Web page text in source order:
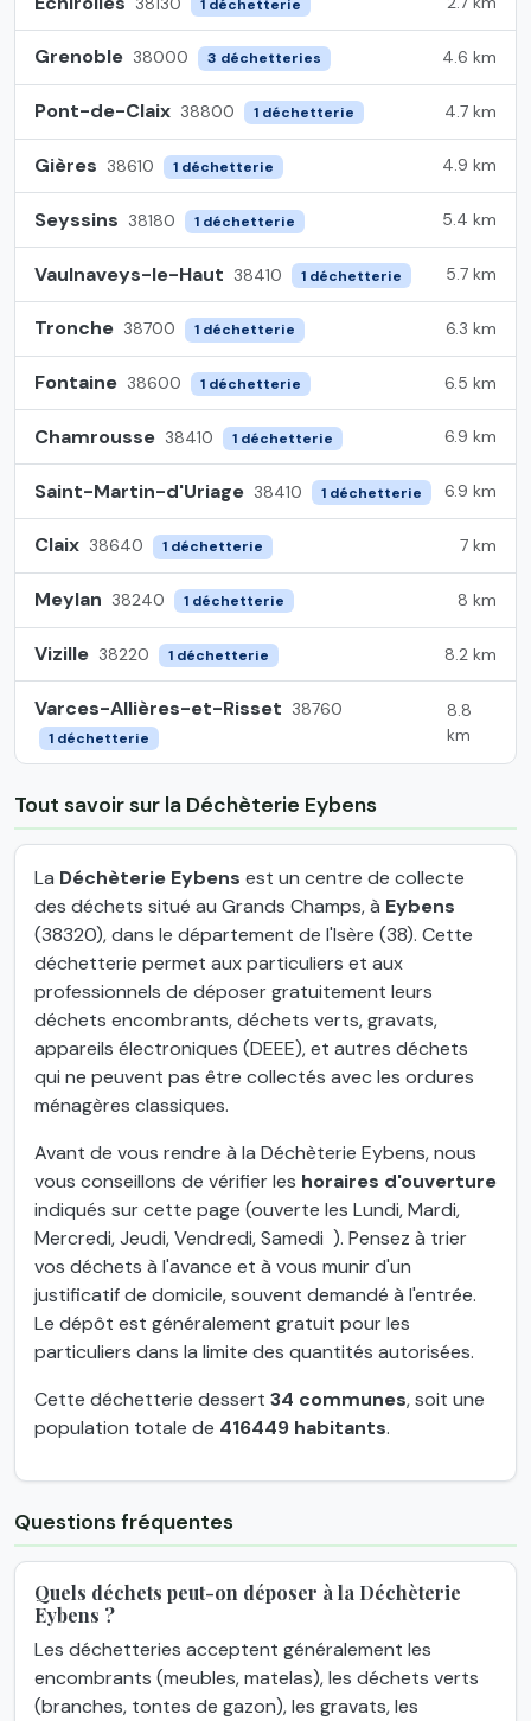
1 déchetterie
Grenoble 38000 3 déchetteries 4.6 km
Pont-de-Claix 38800 1 déchetterie 4.7 km
Gières 38610 1 déchetterie 4.9 km
Seyssins 38180 1 déchetterie 5.4 km
Vaulnaveys-le-Haut 38410 1 déchetterie 5.7 km
Tronche 38700 1 déchetterie 6.3 km
Fontaine 38600 1 déchetterie 6.5 km
Chamrousse 38410 1 déchetterie 6.9 km
Saint-Martin-d'Uriage 38410 1 déchetterie 6.9 km
Claix 38640 1 déchetterie 7 km
Meylan 38240 1 déchetterie 8 km
Vizille 38220 1 déchetterie 8.2 km
Varces-Allières-et-Risset 38760
1 déchetterie
8.8
km
Tout savoir sur la Déchèterie Eybens
La Déchèterie Eybens est un centre de collecte
des déchets situé au Grands Champs, à Eybens
(38320), dans le département de l'Isère (38). Cette
déchetterie permet aux particuliers et aux
professionnels de déposer gratuitement leurs
déchets encombrants, déchets verts, gravats,
appareils électroniques (DEEE), et autres déchets
qui ne peuvent pas être collectés avec les ordures
ménagères classiques.
Avant de vous rendre à la Déchèterie Eybens, nous
vous conseillons de vérifier les horaires d'ouverture
indiqués sur cette page (ouverte les Lundi, Mardi,
Mercredi, Jeudi, Vendredi, Samedi ). Pensez à trier
vos déchets à l'avance et à vous munir d'un
justificatif de domicile, souvent demandé à l'entrée.
Le dépôt est généralement gratuit pour les
particuliers dans la limite des quantités autorisées.
Cette déchetterie dessert 34 communes, soit une
population totale de 416449 habitants.
Questions fréquentes
Quels déchets peut-on déposer à la Déchèterie
Eybens ?
Les déchetteries acceptent généralement les
encombrants (meubles, matelas), les déchets verts
(branches, tontes de gazon), les gravats, les